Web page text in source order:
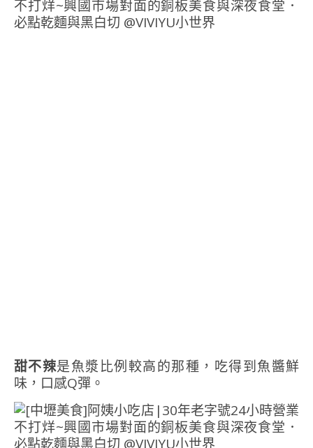
甜不辣是魚漿比例較高的那種，吃得到魚醬鮮
味，口感Q彈。